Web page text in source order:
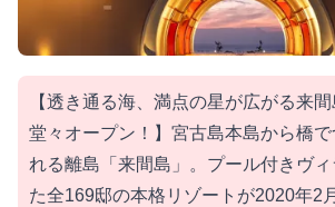
【透き通る海、満点の星が広がる来
堂々オープン！】宮古島本島から橋
れる離島「来間島」。プール付きヴ
た全169邸の本格リゾートが2020年2